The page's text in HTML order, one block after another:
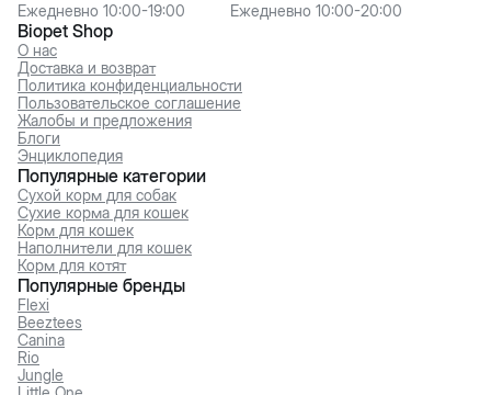
Biopet Shop
О нас
Доставка и возврат
Политика конфиденциальности
Пользовательское соглашение
Жалобы и предложения
Блоги
Энциклопедия
Ежедневно 10:00-19:00
Ежедневно 10:00-20:00
Популярные категории
Сухой корм для собак
Сухие корма для кошек
Корм для кошек
Наполнители для кошек
Корм для котят
Популярные бренды
Flexi
Beeztees
Canina
Rio
Jungle